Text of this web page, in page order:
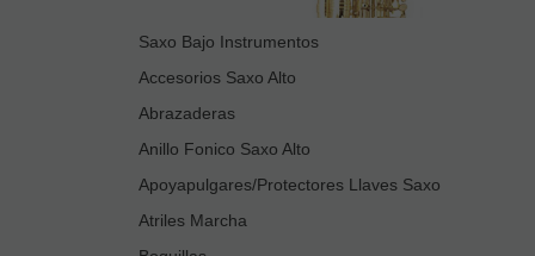
Saxo Bajo Instrumentos
Accesorios Saxo Alto
Abrazaderas
Anillo Fonico Saxo Alto
Apoyapulgares/Protectores Llaves Saxo
Atriles Marcha